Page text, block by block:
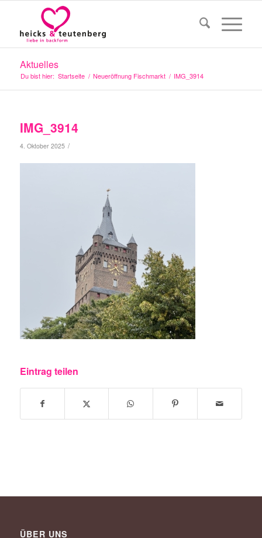
Aktuelles
Du bist hier: Startseite / Neueröffnung Fischmarkt / IMG_3914
IMG_3914
4. Oktober 2025 /
Eintrag teilen
ÜBER UNS